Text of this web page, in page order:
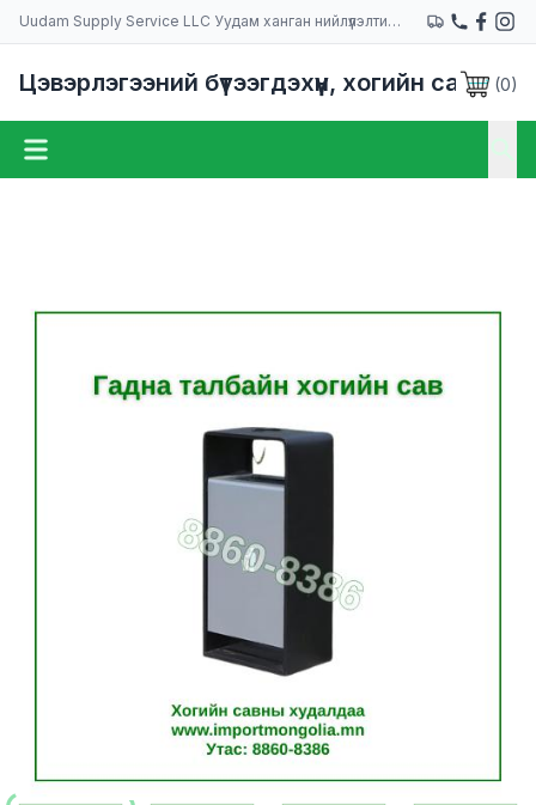
Uudam Supply Service LLC Уудам ханган нийлүүлэлтийн компани
Цэвэрлэгээний бүтээгдэхүүн, хогийн сав (0)